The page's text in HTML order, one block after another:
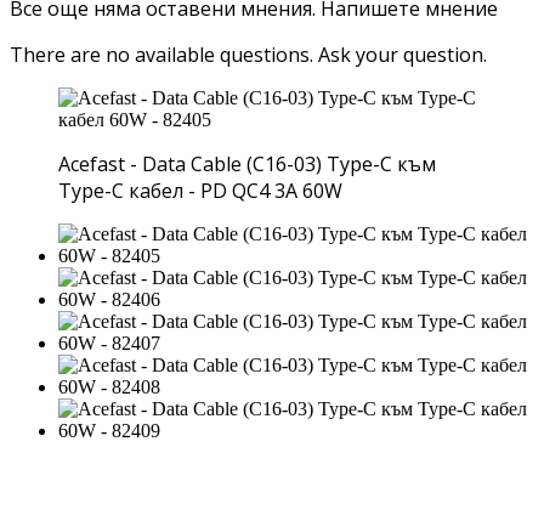
Все още няма оставени мнения. Напишете мнение
There are no available questions. Ask your question.
Acefast - Data Cable (C16-03) Type-C към
Type-C кабел - PD QC4 3A 60W